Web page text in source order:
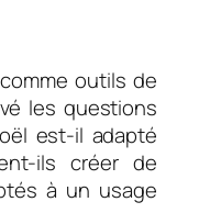
outils de
les questions
est-il adapté
ils créer de
à un usage